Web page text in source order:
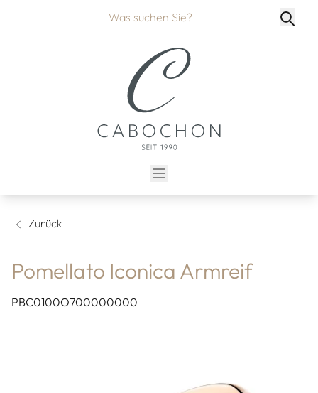
Zurück
Pomellato Iconica Armreif
PBC0100O700000000